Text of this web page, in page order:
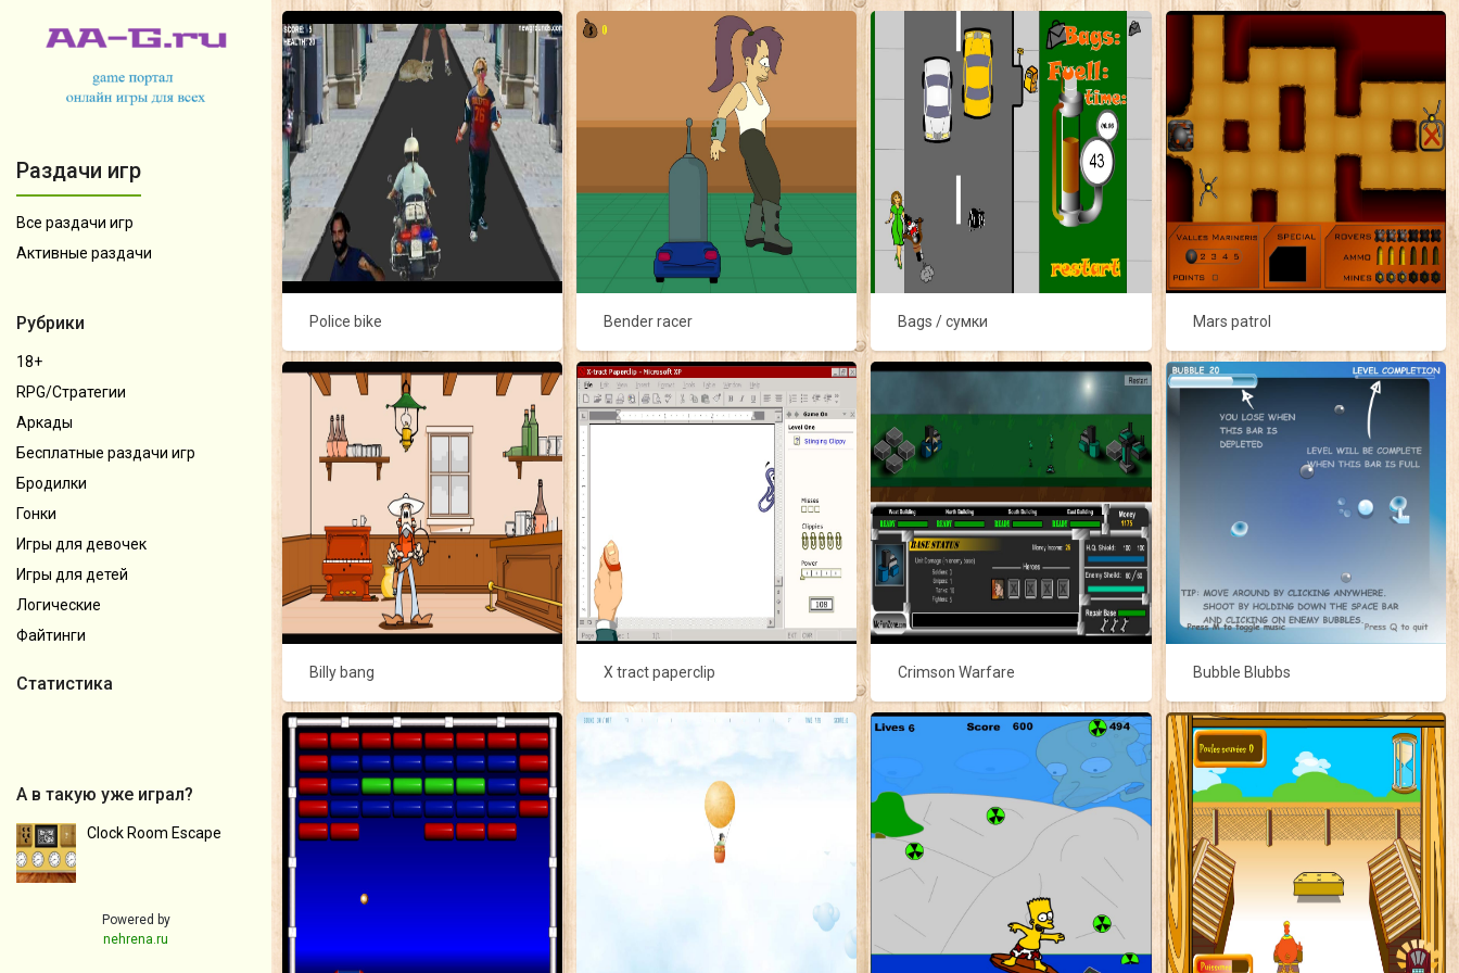
Раздачи игр
Все раздачи игр
Активные раздачи
Рубрики
18+
RPG/Стратегии
Аркады
Бесплатные раздачи игр
Бродилки
Гонки
Игры для девочек
Игры для детей
Логические
Файтинги
Статистика
А в такую уже играл?
Clock Room Escape
Powered by
nehrena.ru
Police bike Bender racer Bags / сумки Mars patrol
Billy bang X tract paperclip Crimson Warfare Bubble Blubbs